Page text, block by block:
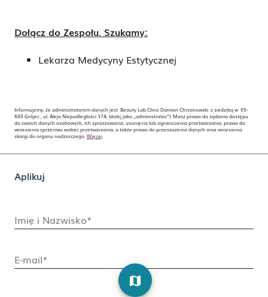
Dołącz do Zespołu. Szukamy:
Lekarza Medycyny Estytycznej
Informujemy, że administratorem danych jest Beauty Lab Clinic Damian Chrzanowski z siedzibą w 05-
600 Grójec , ul. Aleja Niepodległości 37A (dalej jako „administrator”). Masz prawo do żądania dostępu
do swoich danych osobowych, ich sprostowania, usunięcia lub ograniczenia przetwarzania, prawo do
wniesienia sprzeciwu wobec przetwarzania, a także prawo do przenoszenia danych oraz wniesienia
skargi do organu nadzorczego. Więcej
Aplikuj
Imię i Nazwisko*
E-mail*
map